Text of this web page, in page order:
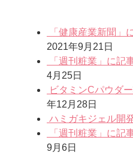
「健康産業新聞」
2021年9月21日
「週刊粧業」に記
4月25日
ビタミンCパウダ
年12月28日
ハミガキジェル開
「週刊粧業」に記
9月6日